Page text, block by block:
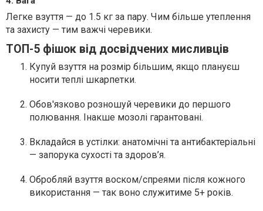
Легке взуття — до 1.5 кг за пару. Чим більше утеплення
та захисту — тим важчі черевики.
ТОП-5 фішок від досвідчених мисливців
Купуй взуття на розмір більшим, якщо плануєш
носити теплі шкарпетки.
Обов'язково розношуй черевики до першого
полювання. Інакше мозолі гарантовані.
Вкладайся в устілки: анатомічні та антибактеріальні
— запорука сухості та здоров’я.
Обробляй взуття воском/спреями після кожного
використання — так воно служитиме 5+ років.